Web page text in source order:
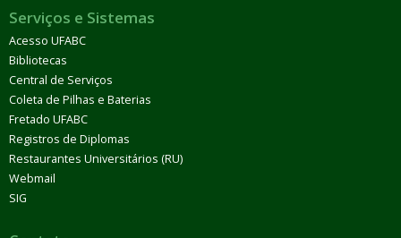
Serviços e Sistemas
Acesso UFABC
Bibliotecas
Central de Serviços
Coleta de Pilhas e Baterias
Fretado UFABC
Registros de Diplomas
Restaurantes Universitários (RU)
Webmail
SIG